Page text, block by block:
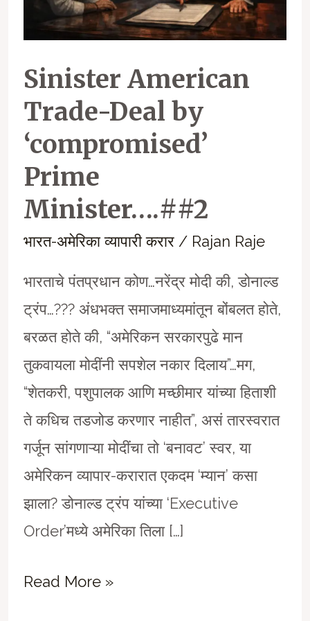
Sinister American
Trade-Deal by
‘compromised’
Prime
Minister….##2
भारत-अमेरिका व्यापारी करार/ Rajan Raje
भारताचे पंतप्रधान कोण…नरेंद्र मोदी की, डोनाल्ड
ट्रंप…??? अंधभक्त समाजमाध्यमांतून बोंबलत होते,
बरळत होते की, “अमेरिकन सरकारपुढे मान
तुकवायला मोदींनी सपशेल नकार दिलाय”…मग,
“शेतकरी, पशुपालक आणि मच्छीमार यांच्या हिताशी
ते कधिच तडजोड करणार नाहीत”, असं तारस्वरात
गर्जून सांगणाऱ्या मोदींचा तो ‘बनावट’ स्वर, या
अमेरिकन व्यापार-करारात एकदम ‘म्यान’ कसा
झाला? डोनाल्ड ट्रंप यांच्या ‘Executive
Order’मध्ये अमेरिका तिला […]
Sinister
Read More »